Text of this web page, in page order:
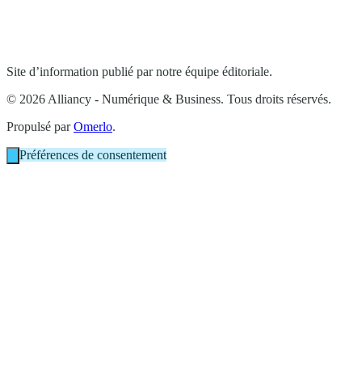
Site d’information publié par notre équipe éditoriale.
© 2026 Alliancy - Numérique & Business. Tous droits réservés.
Propulsé parOmerlo.
Préférences de consentement